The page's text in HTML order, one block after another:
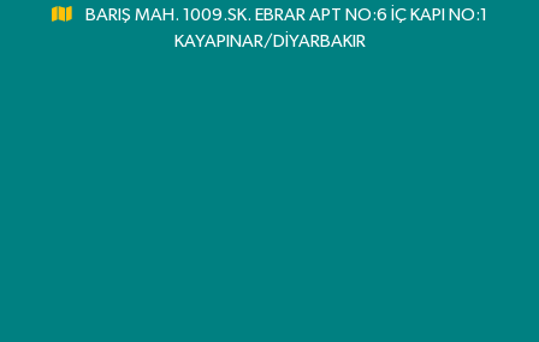
BARIŞ MAH. 1009.SK. EBRAR APT NO:6 İÇ KAPI NO:1
KAYAPINAR/DİYARBAKIR